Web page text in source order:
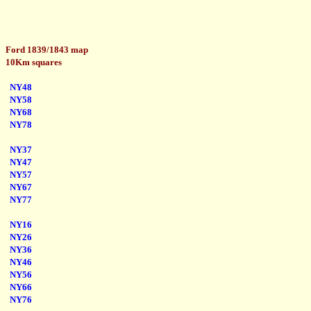
Ford 1839/1843 map
10Km squares
NY48
NY58
NY68
NY78
NY37
NY47
NY57
NY67
NY77
NY16
NY26
NY36
NY46
NY56
NY66
NY76